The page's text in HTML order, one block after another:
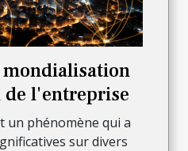
l'entreprise
un phénomène qui a
sur divers